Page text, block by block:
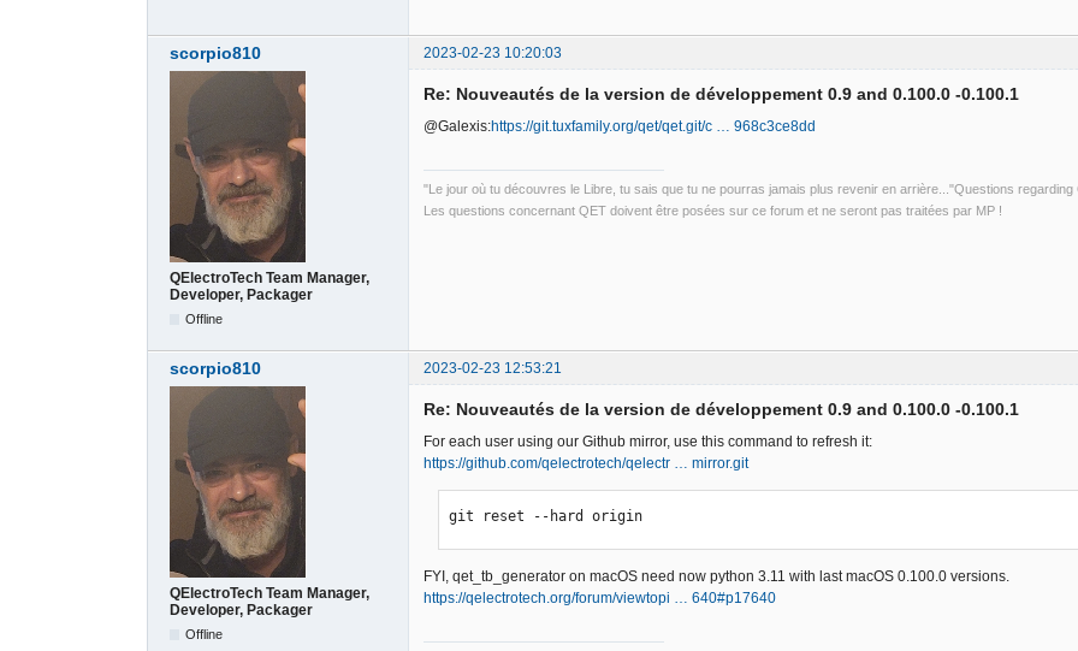
scorpio810 2023-02-23 10:20:03
QElectroTech Team Manager,
Developer, Packager
Offline
Re: Nouveautés de la version de développement 0.9 and 0.100.0 -0.100.1
@Galexis:https://git.tuxfamily.org/qet/qet.git/c … 968c3ce8dd
"Le jour où tu découvres le Libre, tu sais que tu ne pourras jamais plus revenir en arrière..."Questions
Les questions concernant QET doivent être posées sur ce forum et ne seront pas traitées par MP !
scorpio810 2023-02-23 12:53:21
QElectroTech Team Manager,
Developer, Packager
Offline
Re: Nouveautés de la version de développement 0.9 and 0.100.0 -0.100.1
For each user using our Github mirror, use this command to refresh it:
https://github.com/qelectrotech/qelectr … mirror.git
git reset --hard origin
FYI, qet_tb_generator on macOS need now python 3.11 with last macOS 0.100.0 versions.
https://qelectrotech.org/forum/viewtopi … 640#p17640